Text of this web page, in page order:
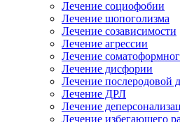
Лечение социофобии
Лечение шопоголизма
Лечение созависимости
Лечение агрессии
Лечение
Лечение дисфории
Лечение послеродовой
Лечение ДРЛ
Лечение
Лечение избегающего